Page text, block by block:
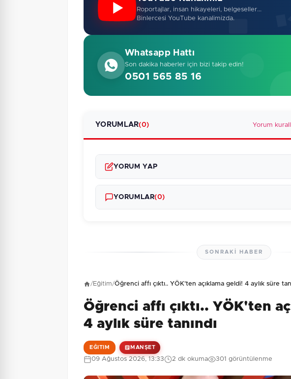
Roportajlar, insan hikayeleri, belgeseller...
Binlercesi YouTube kanalimizda.
Whatsapp Hattı
Son dakika haberler için bizi takip edin!
0501 565 85 16
YORUMLAR(0) Yorum
YORUM YAP
Güvenlik Sorusu: 8 + 2 = ?
YORUMLAR(0)
SONRAKI HABER
/Eğitim/Öğrenci affı çıktı.. YÖK'ten açıklama geldi! 4 aylık süre
Öğrenci affı çıktı.. YÖK'ten
4 aylık süre tanındı
EĞITIM MANŞET
09 Ağustos 2026, 13:33 2 dk okuma 301 görüntülenme